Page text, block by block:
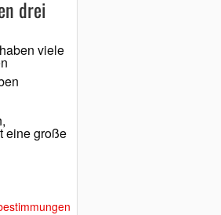
drei
viele
eine große